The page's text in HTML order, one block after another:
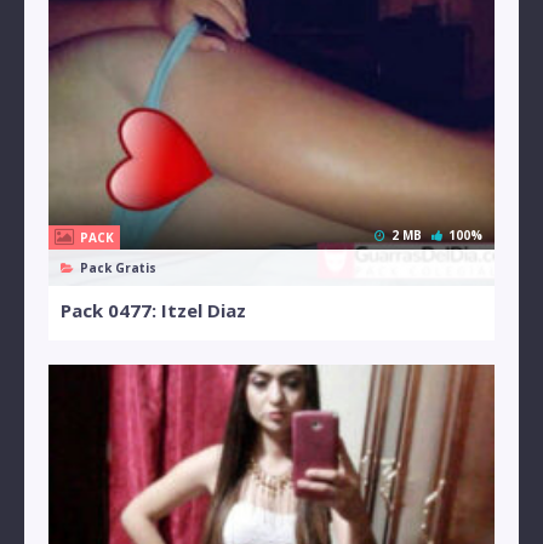
PACK
Pack Gratis
2 MB 100%
Pack 0477: Itzel Diaz